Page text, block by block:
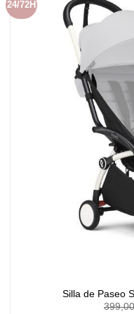
24/72H
Silla de Paseo
399,00